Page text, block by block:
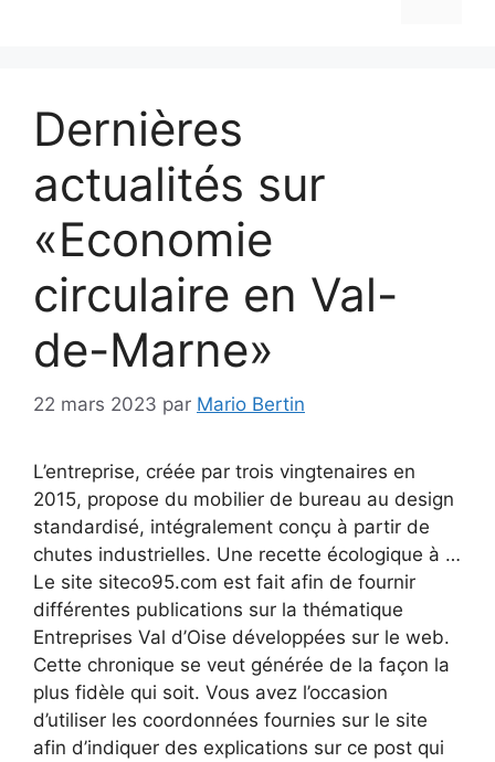
Dernières
actualités sur
«Economie
circulaire en Val-
de-Marne»
22 mars 2023 par Mario Bertin
L’entreprise, créée par trois vingtenaires en
2015, propose du mobilier de bureau au design
standardisé, intégralement conçu à partir de
chutes industrielles. Une recette écologique à …
Le site siteco95.com est fait afin de fournir
différentes publications sur la thématique
Entreprises Val d’Oise développées sur le web.
Cette chronique se veut générée de la façon la
plus fidèle qui soit. Vous avez l’occasion
d’utiliser les coordonnées fournies sur le site
afin d’indiquer des explications sur ce post qui